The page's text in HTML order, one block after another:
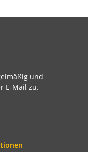
und
E-Mail zu.